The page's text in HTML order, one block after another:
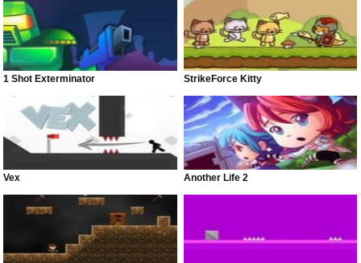
1 Shot Exterminator StrikeForce Kitty
Vex Another Life 2